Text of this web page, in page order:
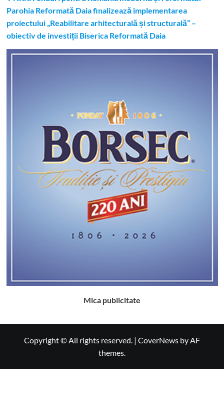
Parohia Reformată Daia finalizează implementarea
proiectului „Reabilitare arhitecturală și structurală” –
obiectiv de investiții Biserica Reformată Daia
Mica publicitate
Copyright © All rights reserved. | CoverNews by AF
themes.